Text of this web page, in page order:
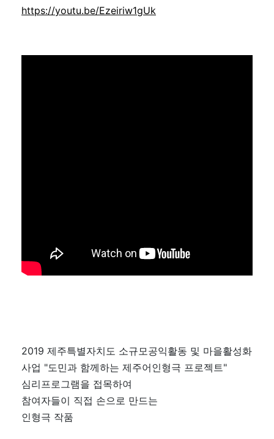
https://youtu.be/Ezeiriw1gUk
2019 제주특별자치도 소규모공익활동 및 마을활성화
사업 "도민과 함께하는 제주어인형극 프로젝트"
심리프로그램을 접목하여
참여자들이 직접 손으로 만드는
인형극 작품